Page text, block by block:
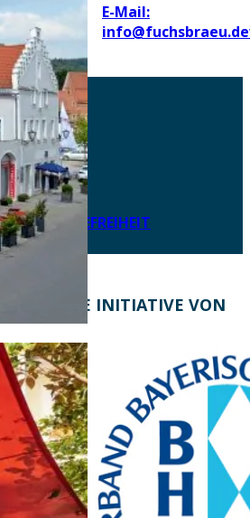
E-Mail:
info@fuchsbraeu.de
BARRIEREFREIHEIT
EINE INITIATIVE VON